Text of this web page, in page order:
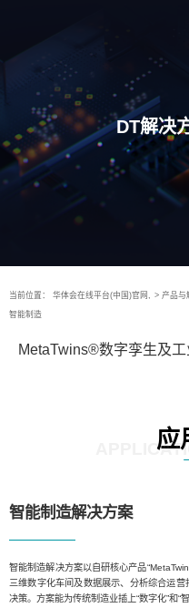
DT解决
当前位置： 华体会在线平台(中国)官网, > 产品与
智能制造
MetaTwins®数字孪生及
应
智能制造解决方案
智能制造解决方案以自研核心产品
三维数字化车间及数据展示、分析综合运
决策。方案能为传统制造业插上“数字化”和“